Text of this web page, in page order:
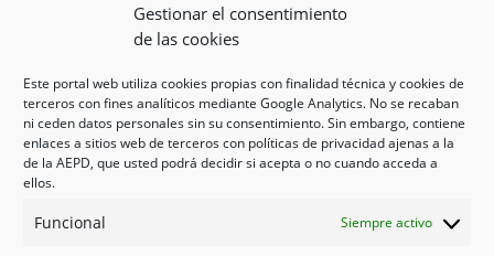
Gestionar el consentimiento
de las cookies
Este portal web utiliza cookies propias con finalidad técnica y cookies de
terceros con fines analíticos mediante Google Analytics. No se recaban
ni ceden datos personales sin su consentimiento. Sin embargo, contiene
enlaces a sitios web de terceros con políticas de privacidad ajenas a la
de la AEPD, que usted podrá decidir si acepta o no cuando acceda a
ellos.
Funcional Siempre activo
Términos y condiciones
Exoneración de responsabilidad
Mapa del sitio
Mi cuenta
Tienda
Psicología en Murcia
Guías